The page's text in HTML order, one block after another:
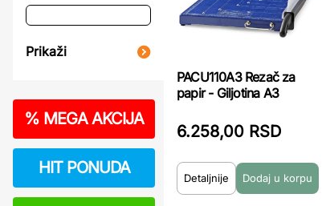
Prikaži
% MEGA AKCIJA
HIT PONUDA
PACU110A3 Rezač za
papir - Giljotina A3
6.258,00 RSD
Detaljnije